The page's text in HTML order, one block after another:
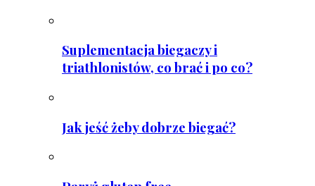
Suplementacja biegaczy i
triathlonistów, co brać i po co?
Jak jeść żeby dobrze biegać?